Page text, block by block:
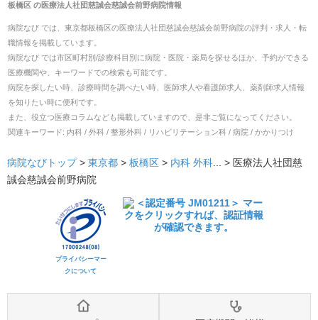
板橋区 の医療法人社団慈誠会慈誠会前野病院情報
病院なび では、 東京都板橋区の医療法人社団慈誠会慈誠会前野病院の評判・求人・転
職情報を掲載しています。
病院なび では市区町村別/診療科目別に病院・医院・薬局を探せるほか、予約ができる
医療機関や、キーワードでの検索も可能です。
病院を探したい時、診療時間を調べたい時、医師求人や看護師求人、薬剤師求人情報
を知りたい時に便利です。
また、役立つ医療コラムなども掲載していますので、是非ご覧になってください。
関連キーワード: 内科 / 外科 / 整形外科 / リハビリテーション科 / 病院 / かかりつけ
病院なびトップ > 東京都 > 板橋区 > 内科 外科 ... > 医療法人社団慈
誠会慈誠会前野病院
プライバシーマー
クについて